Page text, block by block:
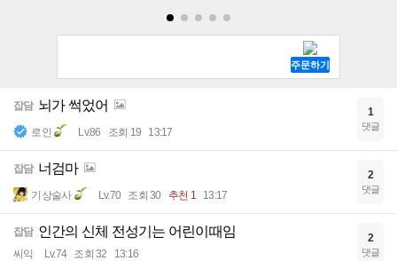
잡담 뇌가 썩었어
로인 Lv.86 조회 19 13:17
1
댓글
잡담 너검마
기상술사 Lv.70 조회 30 추천 1 13:17
2
댓글
잡담 인간의 신체 전성기는 어린이때임
씨익 Lv.74 조회 32 13:16
2
댓글